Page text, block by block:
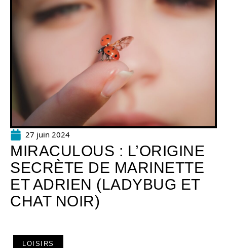
27 juin 2024
MIRACULOUS : L’ORIGINE
SECRÈTE DE MARINETTE
ET ADRIEN (LADYBUG ET
CHAT NOIR)
LOISIRS